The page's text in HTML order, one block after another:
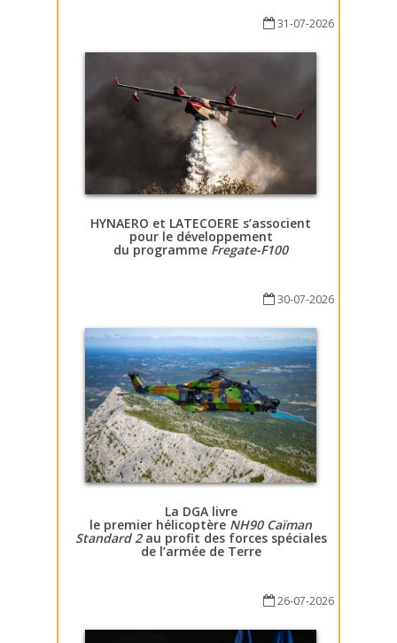
31-07-2026
HYNAERO et LATECOERE s’associent
pour le développement
du programme Fregate-F100
30-07-2026
La DGA livre
le premier hélicoptère NH90 Caïman
Standard 2au profit des forces spéciales
de l’armée de Terre
26-07-2026